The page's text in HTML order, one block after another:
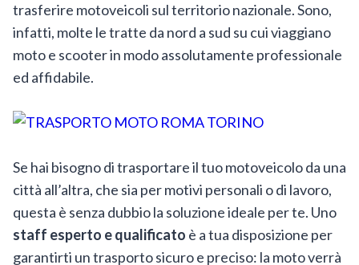
trasferire motoveicoli sul territorio nazionale. Sono,
infatti, molte le tratte da nord a sud su cui viaggiano
moto e scooter in modo assolutamente professionale
ed affidabile.
Se hai bisogno di trasportare il tuo motoveicolo da una
città all’altra, che sia per motivi personali o di lavoro,
questa è senza dubbio la soluzione ideale per te. Uno
staff esperto e qualificato è a tua disposizione per
garantirti un trasporto sicuro e preciso: la moto verrà